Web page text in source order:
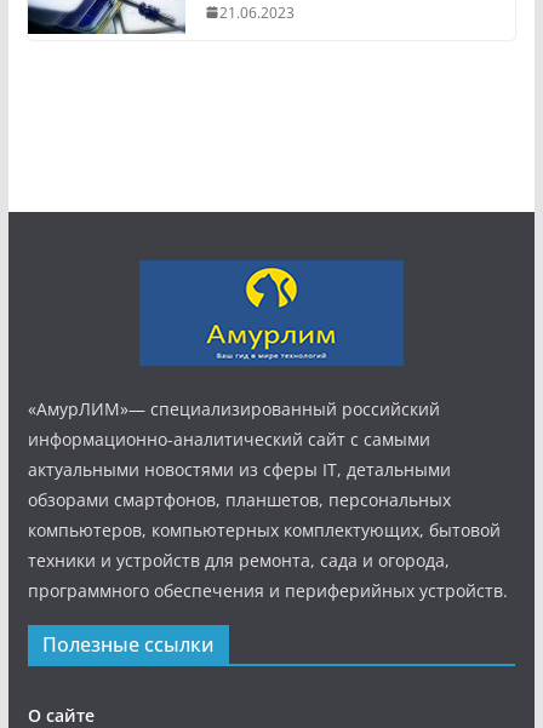
21.06.2023
«АмурЛИМ»— специализированный российский
информационно-аналитический сайт с самыми
актуальными новостями из сферы IT, детальными
обзорами смартфонов, планшетов, персональных
компьютеров, компьютерных комплектующих, бытовой
техники и устройств для ремонта, сада и огорода,
программного обеспечения и периферийных устройств.
Полезные ссылки
О сайте